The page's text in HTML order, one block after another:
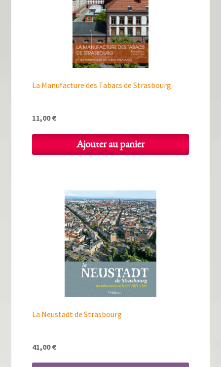
La Manufacture des Tabacs de Strasbourg
11,00€
Ajouter au panier
La Neustadt de Strasbourg
41,00€